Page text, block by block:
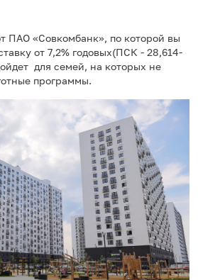
ПАО «Совкомбанк», по которой вы
от 7,2% годовых(ПСК - 28,614-
для семей, на которых не
программы.